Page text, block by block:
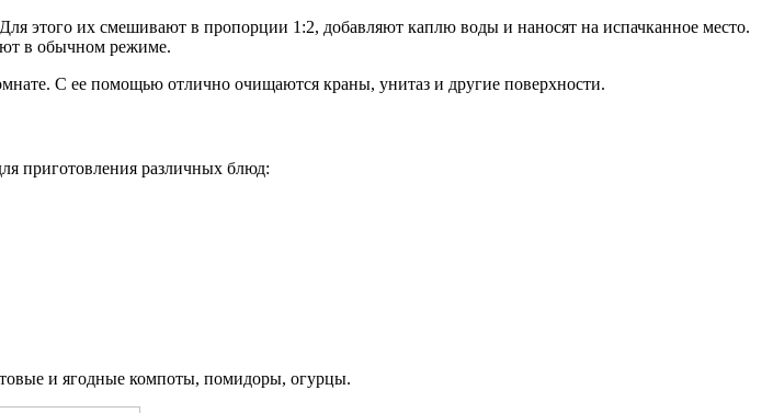
этого их смешивают в пропорции 1:2, добавляют каплю воды и наносят на испачканное место.
в обычном режиме.
С ее помощью отлично очищаются краны, унитаз и другие поверхности.
приготовления различных блюд:
и ягодные компоты, помидоры, огурцы.